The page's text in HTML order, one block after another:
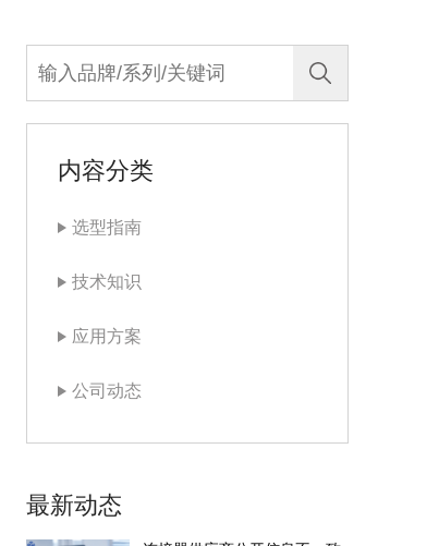
内容分类
选型指南
技术知识
应用方案
公司动态
最新动态